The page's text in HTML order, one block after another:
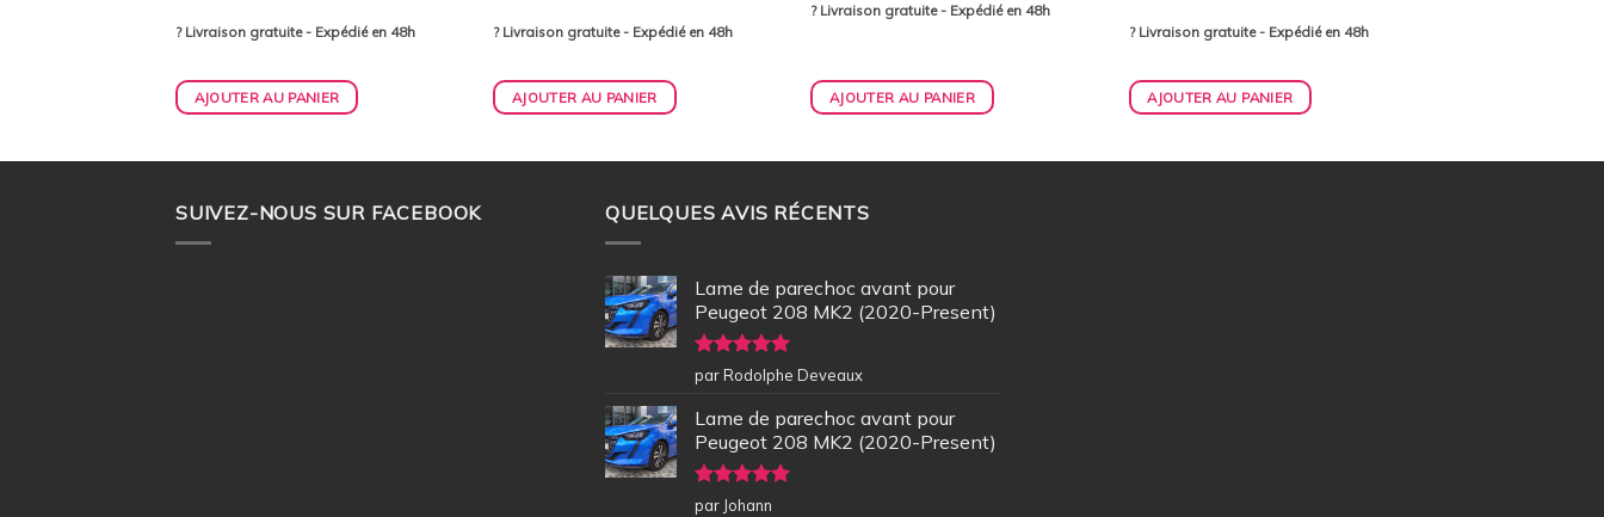
? Livraison gratuite - Expédié en 48h
AJOUTER AU PANIER
? Livraison gratuite - Expédié en 48h
AJOUTER AU PANIER
? Livraison gratuite - Expédié en 48h
AJOUTER AU PANIER
? Livraison gratuite - Expédié en 48h
AJOUTER AU PANIER
SUIVEZ-NOUS SUR FACEBOOK QUELQUES AVIS RÉCENTS
Lame de parechoc avant pour
Peugeot 208 MK2 (2020-Present)
Note5sur
5
par Rodolphe Deveaux
Lame de parechoc avant pour
Peugeot 208 MK2 (2020-Present)
Note5sur
par Johann